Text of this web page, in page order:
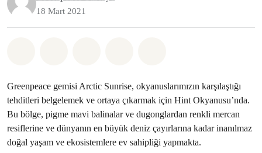
18 Mart 2021
Greenpeace gemisi Arctic Sunrise, okyanuslarımızın karşılaştığı
tehditleri belgelemek ve ortaya çıkarmak için Hint Okyanusu’nda.
Bu bölge, pigme mavi balinalar ve dugonglardan renkli mercan
resiflerine ve dünyanın en büyük deniz çayırlarına kadar inanılmaz
doğal yaşam ve ekosistemlere ev sahipliği yapmakta.